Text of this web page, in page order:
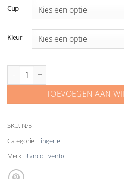
Cup
Kleur
Bianco Evento push up P2 aantal
TOEVOEGEN AAN
SKU: N/B
Categorie: Lingerie
Merk: Bianco Evento